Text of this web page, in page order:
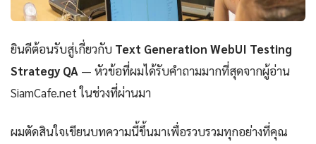
ยินดีต้อนรับสู่เกี่ยวกับ Text Generation WebUI Testing
Strategy QA — หัวข้อที่ผมได้รับคำถามมากที่สุดจากผู้อ่าน
SiamCafe.net ในช่วงที่ผ่านมา
ผมตัดสินใจเขียนบทความนี้ขึ้นมาเพื่อรวบรวมทุกอย่างที่คุณ